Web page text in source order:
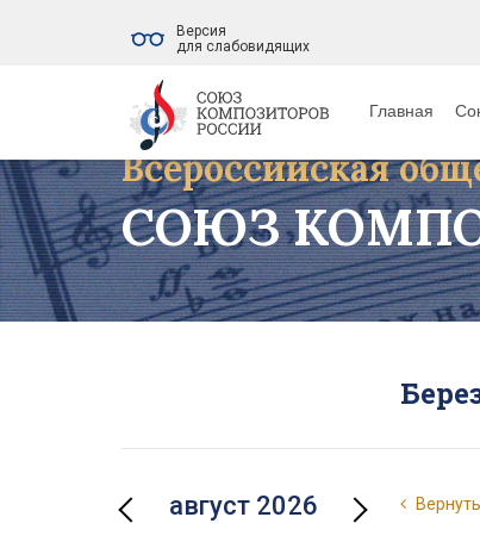
Главная
Версия
для слабовидящих
Всероссийская
СОЮЗ
август 2026